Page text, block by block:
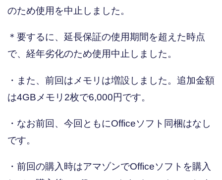
のため使用を中止しました。
＊要するに、延長保証の使用期間を超えた時点
で、経年劣化のため使用中止しました。
・また、前回はメモリは増設しました。追加金額
は4GBメモリ2枚で6,000円です。
・なお前回、今回ともにOfficeソフト同梱はなし
です。
・前回の購入時はアマゾンでOfficeソフトを購入